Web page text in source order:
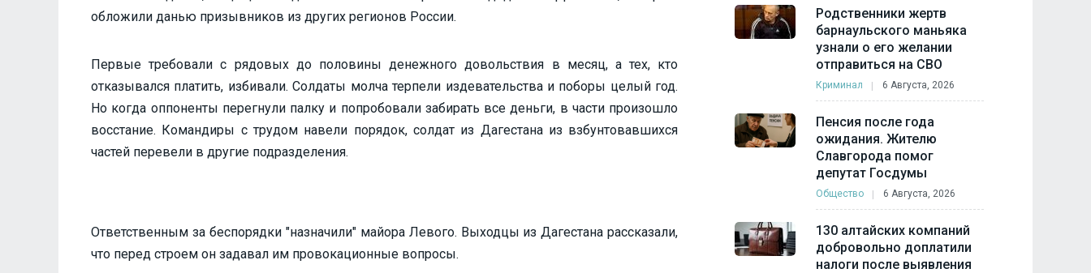
обложили данью призывников из других регионов России.
Первые требовали с рядовых до половины денежного довольствия в месяц, а тех, кто
отказывался платить, избивали. Солдаты молча терпели издевательства и поборы целый год.
Но когда оппоненты перегнули палку и попробовали забирать все деньги, в части произошло
восстание. Командиры с трудом навели порядок, солдат из Дагестана из взбунтовавшихся
частей перевели в другие подразделения.
Ответственным за беспорядки "назначили" майора Левого. Выходцы из Дагестана рассказали,
что перед строем он задавал им провокационные вопросы.
Родственники жертв
барнаульского маньяка
узнали о его желании
отправиться на СВО
Криминал 6 Августа, 2026
Пенсия после года
ожидания. Жителю
Славгорода помог
депутат Госдумы
Общество 6 Августа, 2026
130 алтайских компаний
добровольно доплатили
налоги после выявления